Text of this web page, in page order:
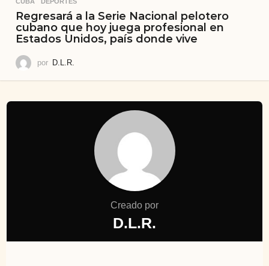
Regresará a la Serie Nacional pelotero
cubano que hoy juega profesional en
Estados Unidos, país donde vive
por D.L.R.
Creado por
D.L.R.